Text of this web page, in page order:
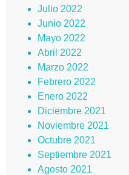
Julio 2022
Junio 2022
Mayo 2022
Abril 2022
Marzo 2022
Febrero 2022
Enero 2022
Diciembre 2021
Noviembre 2021
Octubre 2021
Septiembre 2021
Agosto 2021